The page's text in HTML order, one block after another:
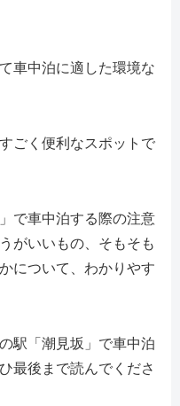
車中泊に適した環境な
ごく便利なスポットで
で車中泊する際の注意
がいいもの、そもそも
について、わかりやす
駅「潮見坂」で車中泊
最後まで読んでくださ